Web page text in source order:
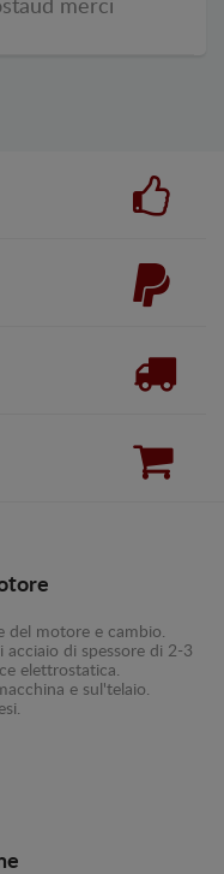
merci
del motore e cambio.
di spessore di 2-3
elettrostatica.
e sul'telaio.